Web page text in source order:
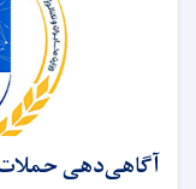
آگاهی‌دهی